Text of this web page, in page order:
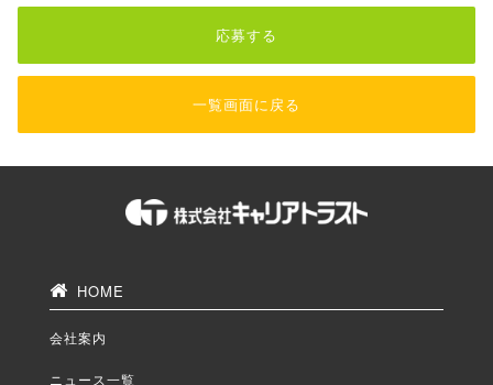
応募する
一覧画面に戻る
HOME
会社案内
ニュース一覧